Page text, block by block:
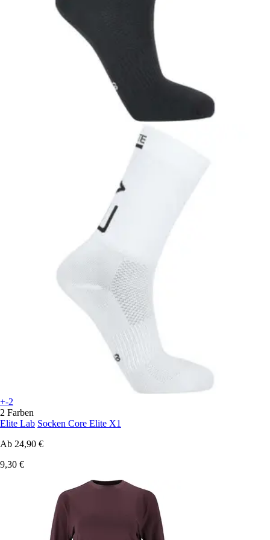
+-2
2 Farben
Elite Lab Socken Core Elite X1
Ab 24,90 €
9,30 €